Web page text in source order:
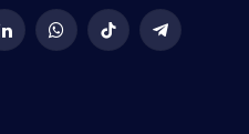
LinkedInWhatsApp
TikTok Telegram